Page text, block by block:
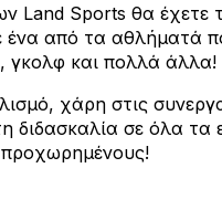
Land Sports θα έχετε
ένα από τα αθλήματά
γκολφ και πολλά άλλα!
χάρη στις
διδασκαλία σε όλα τα
προχωρημένους!